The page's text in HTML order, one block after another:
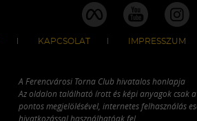
KAPCSOLAT IMPRESSZUM
A Ferencvárosi Torna Club hivatalos honlapja
Az oldalon található írott és képi anyagok csak
pontos megjelölésével, internetes felhasználás
hivatkozással használhatóak fel.